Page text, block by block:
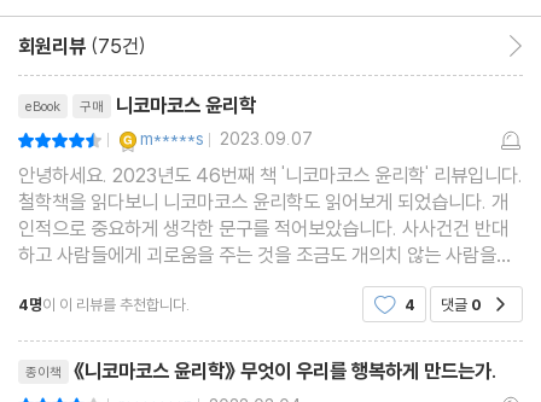
아리스토텔레스의 『수사학』과 『시학』 그리스어 원전을 꼼꼼한 해제
및 각주와 더불어 매끄럽게 옮긴 역자는 이 책에서도 380개의 세심
한 각주와 군더더기 없이 전체를 꿰뚫는 해제, 그리고 중요 그리스어
용어 15개에 대한 종합적인 설명으로 독자들의 깊은 이해를 돕고 있
다. 이성과 지성이 활동하면서 벌어지는 다양한 사례와 변주, 어울림
이 결국 ‘에우다이모니아’를 이루어가는 과정을 보면서 독자들은 지
적인 전율을 느낄 수 있을 것이다.
제13장 미덕에는 지적 미덕과 도덕적 미덕이 있다
제2권 도덕적 미덕이란 무엇인가
제1장 도덕적 미덕은 습관을 통해 얻는다
제2장 지나치거나 모자라는 것을 피한다
제3장 미덕 행함을 즐거워한다는 것은 도덕적 성품을 습득했다는
증표다
제4장 미덕을 습득하기 위한 조건들
제5장 미덕은 감정이나 능력이 아니라 성품이다
제6장 미덕은 중용을 선택하는 성품이라는 점에서 악덕과 다르다
회원리뷰 (75건)
eBook 구매 니코마코스 윤리학
| m*****s | 2023.09.07
안녕하세요. 2023년도 46번째 책 '니코마코스 윤리학' 리뷰입니다.
철학책을 읽다보니 니코마코스 윤리학도 읽어보게 되었습니다. 개
인적으로 중요하게 생각한 문구를 적어보았습니다. 사사건건 반대
하고 사람들에게 괴로움을 주는 것을 조금도 개의치 않는 사람을
바꾸는 것이 어려운 것은 습관이 본성을 닮았기 때
4명이 이 리뷰를 추천합니다. 4 댓글 0
종이책 《니코마코스 윤리학》 무엇이 우리를 행복하게 만드는가.